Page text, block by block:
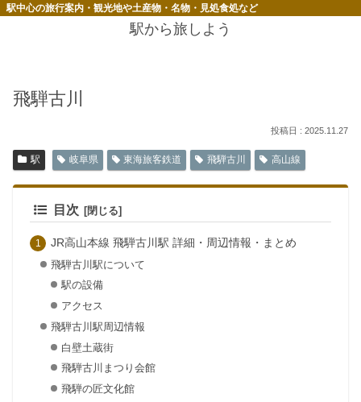
駅中心の旅行案内・観光地や土産物・名物・見処食処など
駅から旅しよう
飛騨古川
2025.11.27
駅 岐阜県 東海旅客鉄道 飛騨古川 高山線
目次
JR高山本線 飛騨古川駅 詳細・周辺情報・まとめ
飛騨古川駅について
駅の設備
アクセス
飛騨古川駅周辺情報
白壁土蔵街
飛騨古川まつり会館
飛騨の匠文化館